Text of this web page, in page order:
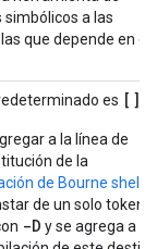
a las
que depende en el
es []
a la línea de
de la
de Bourne shell
de un solo token
-D y se agrega a la